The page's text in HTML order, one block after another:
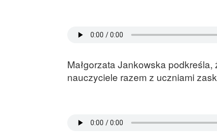
Małgorzata Jankowska
nauczyciele razem z uczniami